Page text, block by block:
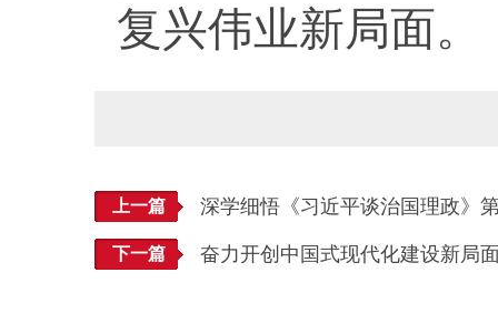
复兴伟业新局面。
上一篇 深学细悟《习近平谈治国理政》
下一篇 奋力开创中国式现代化建设新局